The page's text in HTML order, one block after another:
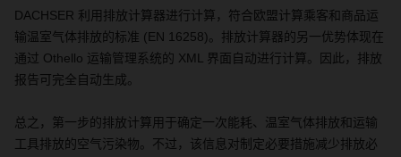
DACHSER 利用排放计算器进行计算，符合欧盟计算乘客和商品运
输温室气体排放的标准 (EN 16258)。排放计算器的另一优势体现在
通过 Othello 运输管理系统的 XML 界面自动进行计算。因此，排放
报告可完全自动生成。
总之，第一步的排放计算用于确定一次能耗、温室气体排放和运输
工具排放的空气污染物。不过，该信息对制定必要措施减少排放必